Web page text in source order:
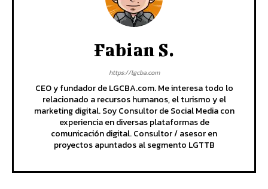
Fabian S.
https://lgcba.com
CEO y fundador de LGCBA.com. Me interesa todo lo
relacionado a recursos humanos, el turismo y el
marketing digital. Soy Consultor de Social Media con
experiencia en diversas plataformas de
comunicación digital. Consultor / asesor en
proyectos apuntados al segmento LGTTB